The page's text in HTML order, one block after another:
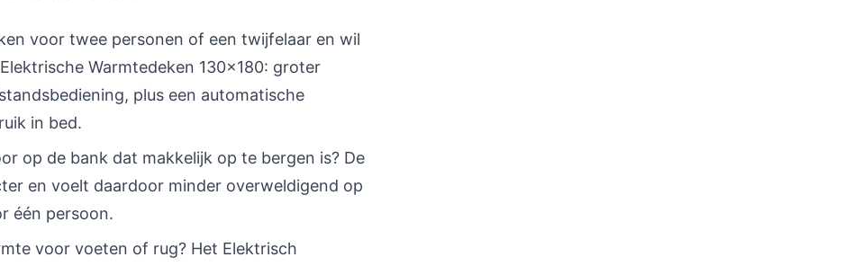
voor twee personen of een twijfelaar en wil
Warmtedeken 130x180: groter
plus een automatische
in bed.
op de bank dat makkelijk op te bergen is? De
en voelt daardoor minder overweldigend op
één persoon.
voor voeten of rug? Het Elektrisch